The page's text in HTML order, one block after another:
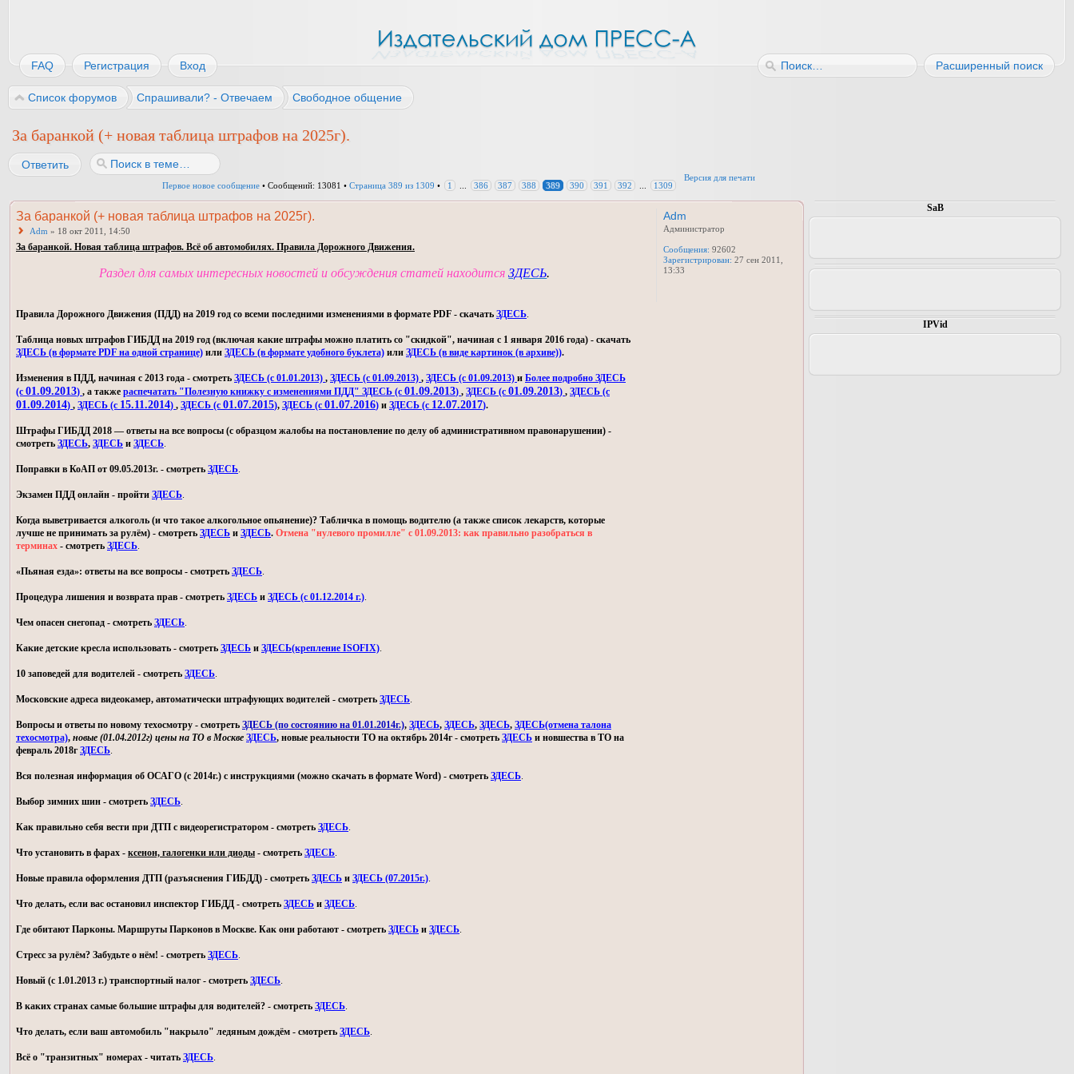
Расширенный поиск
FAQ Регистрация Вход
Версия для печати
Список форумов Спрашивали? - Отвечаем Свободное общение
За баранкой (+ новая таблица штрафов на 2025г).
Ответить
Первое новое сообщение • Сообщений: 13081 • Страница 389 из 1309 • 1 386 387 388 389 390 391 392 1309
За баранкой (+ новая таблица штрафов на 2025г).
Adm » 18 окт 2011, 14:50
За баранкой. Новая таблица штрафов. Всё об автомобилях. Правила Дорожного Движения.
Раздел для самых интересных новостей и обсуждения статей находится ЗДЕСЬ.
Правила Дорожного Движения (ПДД) на 2019 год со всеми последними изменениями в формате PDF - скачать ЗДЕСЬ.
Таблица новых штрафов ГИБДД на 2019 год (включая какие штрафы можно платить со "скидкой", начиная с 1 января 2016 года) - скачать
ЗДЕСЬ (в формате PDF на одной странице) или ЗДЕСЬ (в формате удобного буклета) или ЗДЕСЬ (в виде картинок (в архиве)).
Изменения в ПДД, начиная с 2013 года - смотреть ЗДЕСЬ (с 01.01.2013) , ЗДЕСЬ (с 01.09.2013) , ЗДЕСЬ (с 01.09.2013) и Более подробно ЗДЕСЬ
(с 01.09.2013) , а также распечатать "Полезную книжку с изменениями ПДД" ЗДЕСЬ (с 01.09.2013) , ЗДЕСЬ (с 01.09.2013) , ЗДЕСЬ (с
01.09.2014) , ЗДЕСЬ (с 15.11.2014) , ЗДЕСЬ (с 01.07.2015), ЗДЕСЬ (с 01.07.2016) и ЗДЕСЬ (с 12.07.2017).
Штрафы ГИБДД 2018 — ответы на все вопросы (с образцом жалобы на постановление по делу об административном правонарушении) -
смотреть ЗДЕСЬ, ЗДЕСЬ и ЗДЕСЬ.
Поправки в КоАП от 09.05.2013г. - смотреть ЗДЕСЬ.
Экзамен ПДД онлайн - пройти ЗДЕСЬ.
Когда выветривается алкоголь (и что такое алкогольное опьянение)? Табличка в помощь водителю (а также список лекарств, которые
лучше не принимать за рулём) - смотреть ЗДЕСЬ и ЗДЕСЬ. Отмена "нулевого промилле" с 01.09.2013: как правильно разобраться в
терминах - смотреть ЗДЕСЬ.
«Пьяная езда»: ответы на все вопросы - смотреть ЗДЕСЬ.
Процедура лишения и возврата прав - смотреть ЗДЕСЬ и ЗДЕСЬ (с 01.12.2014 г.).
Чем опасен снегопад - смотреть ЗДЕСЬ.
Какие детские кресла использовать - смотреть ЗДЕСЬ и ЗДЕСЬ(крепление ISOFIX).
10 заповедей для водителей - смотреть ЗДЕСЬ.
Московские адреса видеокамер, автоматически штрафующих водителей - смотреть ЗДЕСЬ.
Вопросы и ответы по новому техосмотру - смотреть ЗДЕСЬ (по состоянию на 01.01.2014г.), ЗДЕСЬ, ЗДЕСЬ, ЗДЕСЬ, ЗДЕСЬ(отмена талона
техосмотра), новые (01.04.2012г) цены на ТО в Москве ЗДЕСЬ, новые реальности ТО на октябрь 2014г - смотреть ЗДЕСЬ и новшества в ТО на
февраль 2018гЗДЕСЬ.
Вся полезная информация об ОСАГО (с 2014г.) с инструкциями (можно скачать в формате Word) - смотреть ЗДЕСЬ.
Выбор зимних шин - смотреть ЗДЕСЬ.
Как правильно себя вести при ДТП с видеорегистратором - смотреть ЗДЕСЬ.
Что установить в фарах - ксенон, галогенки или диоды - смотреть ЗДЕСЬ.
Новые правила оформления ДТП (разъяснения ГИБДД) - смотреть ЗДЕСЬ и ЗДЕСЬ (07.2015г.).
Что делать, если вас остановил инспектор ГИБДД - смотреть ЗДЕСЬ и ЗДЕСЬ.
Где обитают Парконы. Маршруты Парконов в Москве. Как они работают - смотреть ЗДЕСЬ и ЗДЕСЬ.
Стресс за рулём? Забудьте о нём! - смотреть ЗДЕСЬ.
Новый (с 1.01.2013 г.) транспортный налог - смотреть ЗДЕСЬ.
В каких странах самые большие штрафы для водителей? - смотреть ЗДЕСЬ.
Что делать, если ваш автомобиль "накрыло" ледяным дождём - смотреть ЗДЕСЬ.
Всё о "транзитных" номерах - читать ЗДЕСЬ.
Adm
Администратор
Сообщения: 92602
Зарегистрирован: 27 сен 2011,
13:33
SaB
IPVid